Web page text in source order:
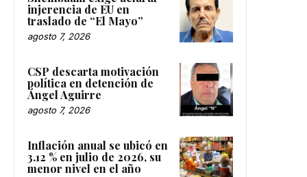
injerencia de EU en
traslado de “El Mayo”
agosto 7, 2026
CSP descarta motivación
política en detención de
Ángel Aguirre
agosto 7, 2026
Inflación anual se ubicó en
3.12 % en julio de 2026, su
menor nivel en el año